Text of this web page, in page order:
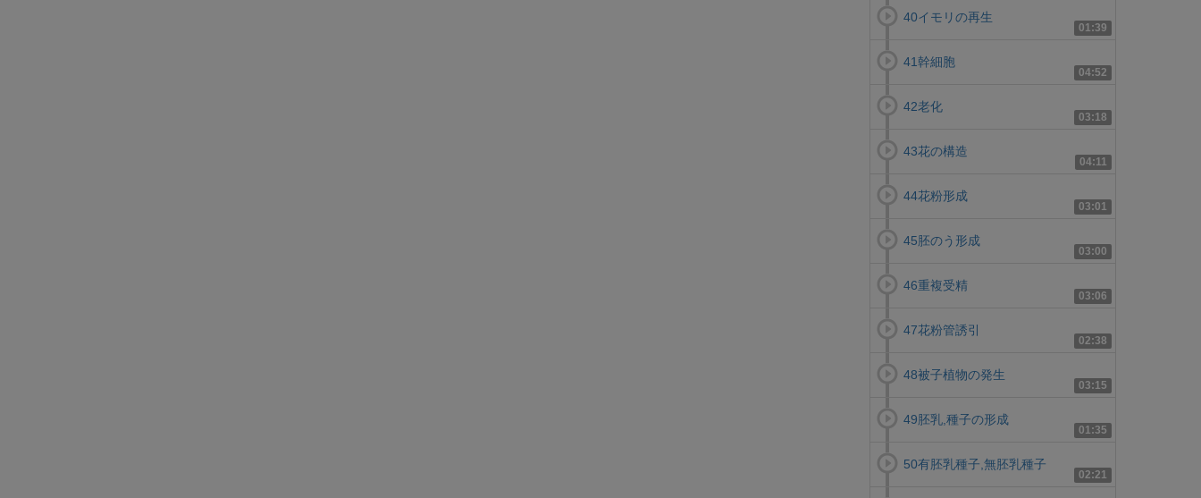
01:39
40イモリの再生
04:52
41幹細胞
03:18
42老化
04:11
43花の構造
03:01
44花粉形成
03:00
45胚のう形成
03:06
46重複受精
02:38
47花粉管誘引
03:15
48被子植物の発生
01:35
49胚乳,種子の形成
02:21
50有胚乳種子,無胚乳種子